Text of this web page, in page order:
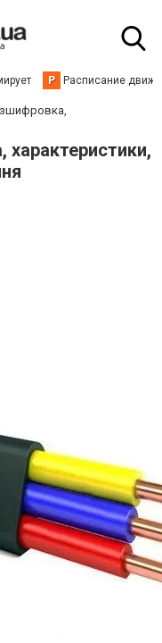
Р Расписание